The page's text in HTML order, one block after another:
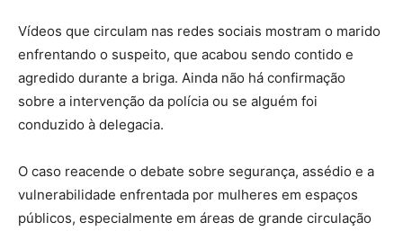
Vídeos que circulam nas redes sociais mostram o marido
enfrentando o suspeito, que acabou sendo contido e
agredido durante a briga. Ainda não há confirmação
sobre a intervenção da polícia ou se alguém foi
conduzido à delegacia.
O caso reacende o debate sobre segurança, assédio e a
vulnerabilidade enfrentada por mulheres em espaços
públicos, especialmente em áreas de grande circulação